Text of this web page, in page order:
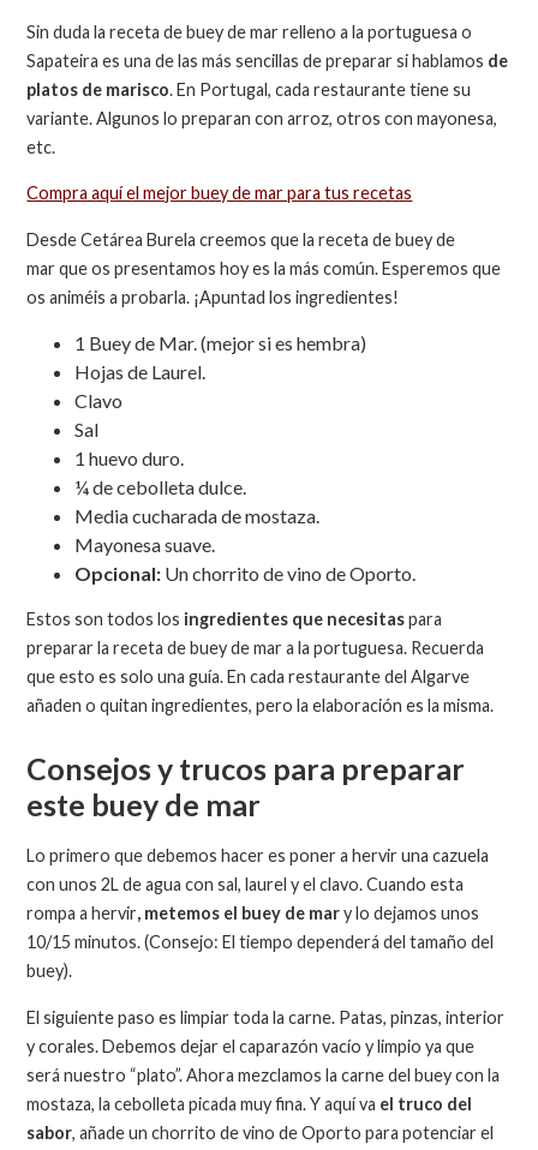
Sin duda la receta de buey de mar relleno a la portuguesa o
Sapateira es una de las más sencillas de preparar si hablamos de
platos de marisco. En Portugal, cada restaurante tiene su
variante. Algunos lo preparan con arroz, otros con mayonesa,
etc.
Compra aquí el mejor buey de mar para tus recetas
Desde Cetárea Burela creemos que la receta de buey de
mar que os presentamos hoy es la más común. Esperemos que
os animéis a probarla. ¡Apuntad los ingredientes!
1 Buey de Mar. (mejor si es hembra)
Hojas de Laurel.
Clavo
Sal
1 huevo duro.
¼ de cebolleta dulce.
Media cucharada de mostaza.
Mayonesa suave.
Opcional: Un chorrito de vino de Oporto.
Estos son todos los ingredientes que necesitaspara
preparar la receta de buey de mar a la portuguesa. Recuerda
que esto es solo una guía. En cada restaurante del Algarve
añaden o quitan ingredientes, pero la elaboración es la misma.
Consejos y trucos para preparar
este buey de mar
Lo primero que debemos hacer es poner a hervir una cazuela
con unos 2L de agua con sal, laurel y el clavo. Cuando esta
rompa a hervir, metemos el buey de mary lo dejamos unos
10/15 minutos. (Consejo: El tiempo dependerá del tamaño del
buey).
El siguiente paso es limpiar toda la carne. Patas, pinzas, interior
y corales. Debemos dejar el caparazón vacío y limpio ya que
será nuestro “plato”. Ahora mezclamos la carne del buey con la
mostaza, la cebolleta picada muy fina. Y aquí va el truco del
sabor, añade un chorrito de vino de Oporto para potenciar el